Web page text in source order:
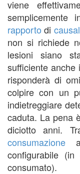
viene
semplicemente
rapporto di
non si richiede
lesioni siano
sufficiente anche
risponderà di
colpire con un
indietreggiare
caduta. La pena
diciotto anni.
consumazione
configurabile
consumato).